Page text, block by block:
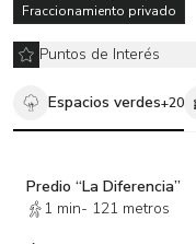
Fraccionamiento privado
Puntos de Interés
Espacios verdes+20
Predio “La Diferencia”
1 min- 121 metros